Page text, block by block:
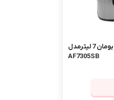
سرخ کن بومان 7 لیترمدل
AF7305SB